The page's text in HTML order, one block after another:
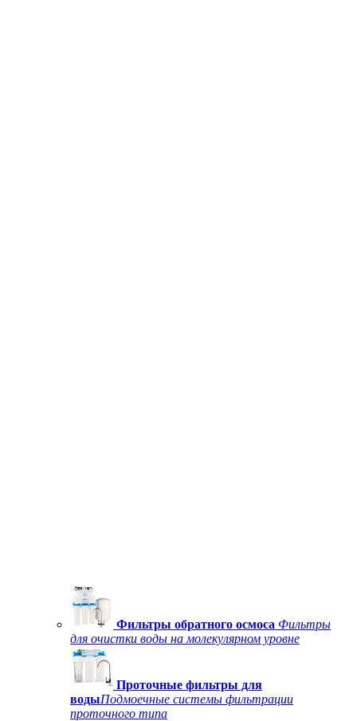
Фильтры обратного осмоса Фильтры
для очистки воды на молекулярном уровне
Проточные фильтры для
водыПодмоечные системы фильтрации
проточного типа